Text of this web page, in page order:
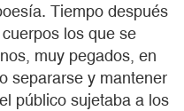
Tiempo después
los que se
muy pegados, en
separarse y mantener
público sujetaba a los